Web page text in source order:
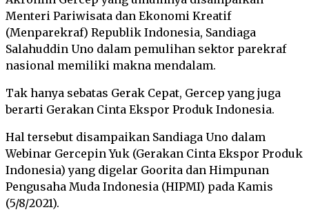
Menteri Pariwisata dan Ekonomi Kreatif
(Menparekraf) Republik Indonesia, Sandiaga
Salahuddin Uno dalam pemulihan sektor parekraf
nasional memiliki makna mendalam.
Tak hanya sebatas Gerak Cepat, Gercep yang juga
berarti Gerakan Cinta Ekspor Produk Indonesia.
Hal tersebut disampaikan Sandiaga Uno dalam
Webinar Gercepin Yuk (Gerakan Cinta Ekspor Produk
Indonesia) yang digelar Goorita dan Himpunan
Pengusaha Muda Indonesia (HIPMI) pada Kamis
(5/8/2021).